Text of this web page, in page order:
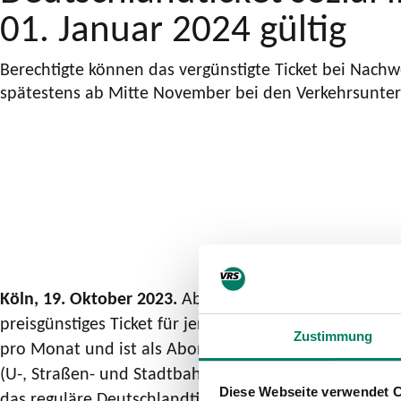
Zustimmung
Diese Webseite verwendet
01. Januar 2024 gültig
Berechtigte können das vergünstigte Ticket bei
spätestens ab Mitte November bei den
Köln, 19. Oktober 2023.Ab dem 01. Januar 2024
preisgünstiges Ticket für jene Fahrgäste anbieten,
pro Monat und ist als Abonnement erhältlich.
(U-, Straßen- und Stadtbahnen, Busse sowie